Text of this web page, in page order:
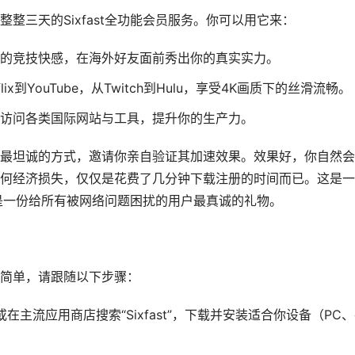
整三天的Sixfast全功能会员服务。你可以用它来：
竞技快感，在海外好友面前秀出你的真实实力。
到YouTube，从Twitch到Hulu，享受4K画质下的丝滑流畅。
问各类国际网站与工具，提升你的生产力。
坦诚的方式，邀请你亲自验证其加速效果。效果好，你自然
经济损失，仅仅是花费了几分钟下载注册的时间而已。这是
份给所有被网络问题困扰的用户最真诚的礼物。
单，请跟随以下步骤：
主流应用商店搜索“Sixfast”，下载并安装适合你设备（PC